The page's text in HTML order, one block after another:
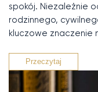
spokój. Niezależnie
rodzinnego,
kluczowe znaczenie
Przeczytaj